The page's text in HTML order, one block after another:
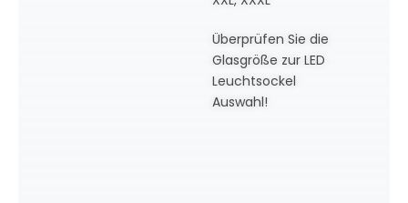
Überprüfen Sie die
Glasgröße zur LED
Leuchtsockel
Auswahl!